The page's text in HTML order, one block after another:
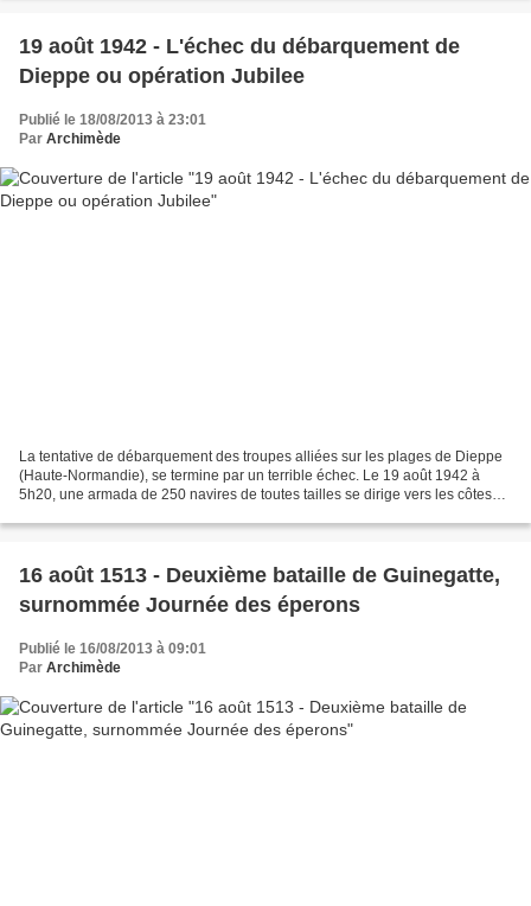
19 août 1942 - L'échec du débarquement de
Dieppe ou opération Jubilee
Publié le 18/08/2013 à 23:01
Par Archimède
La tentative de débarquement des troupes alliées sur les plages de Dieppe
(Haute-Normandie), se termine par un terrible échec. Le 19 août 1942 à
5h20, une armada de 250 navires de toutes tailles se dirige vers les côtes
16 août 1513 - Deuxième bataille de Guinegatte,
surnommée Journée des éperons
Publié le 16/08/2013 à 09:01
Par Archimède